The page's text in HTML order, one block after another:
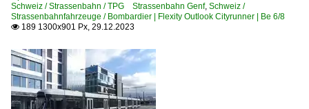
Schweiz / Strassenbahn / TPG Strassenbahn Genf, Schweiz /
Strassenbahnfahrzeuge / Bombardier | Flexity Outlook Cityrunner | Be 6/8
 189 1300x901 Px, 29.12.2023